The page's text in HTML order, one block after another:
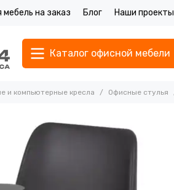
на заказ Блог Наши проекты
Каталог офисной мебели
и компьютерные кресла Офисные стулья